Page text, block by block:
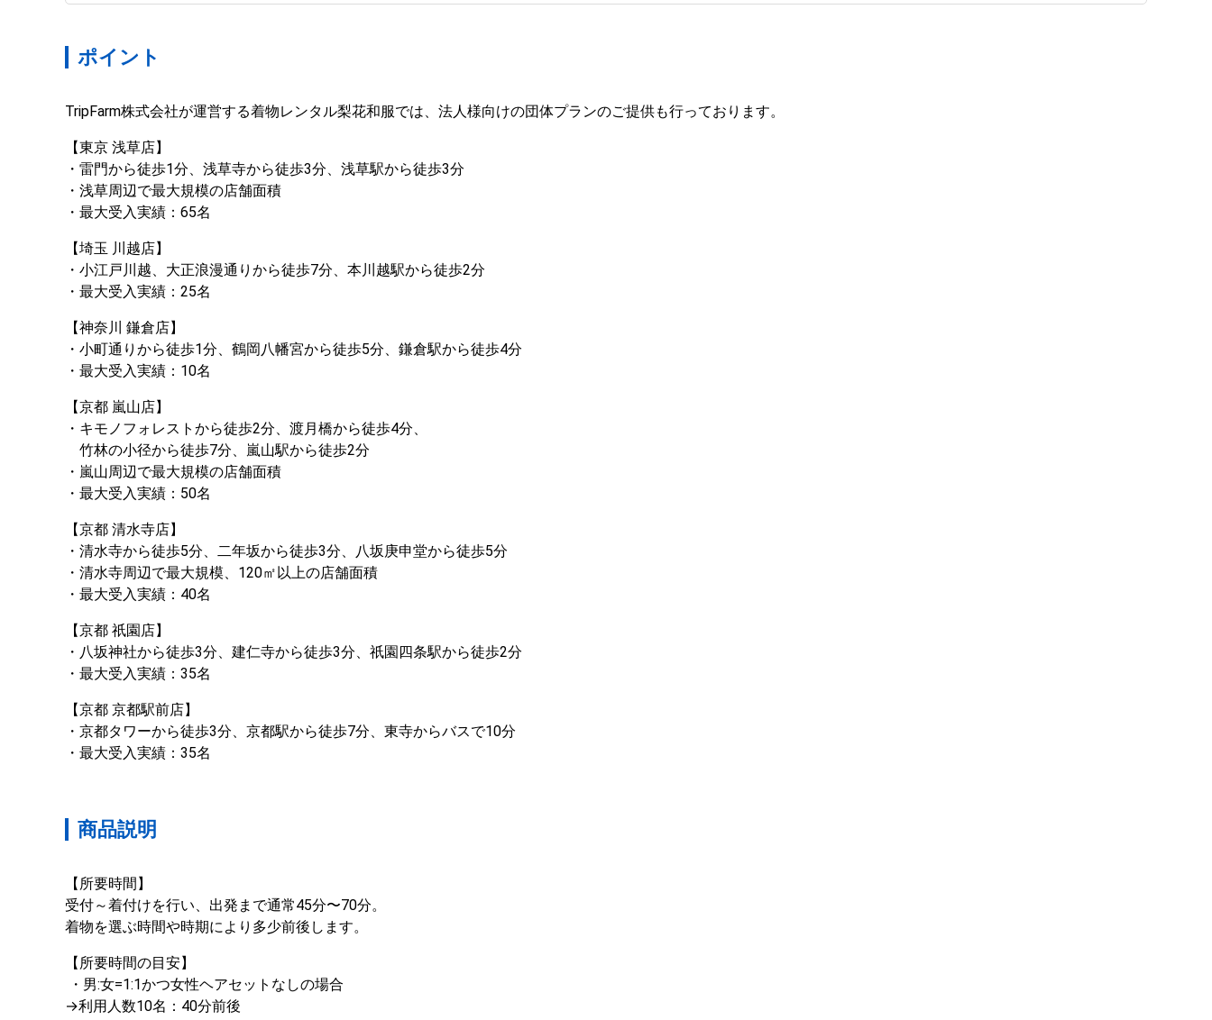
ポイント
TripFarm株式会社が運営する着物レンタル梨花和服では、法人様向けの団体プランのご提供も行っております。
【東京 浅草店】
・雷門から徒歩1分、浅草寺から徒歩3分、浅草駅から徒歩3分
・浅草周辺で最大規模の店舗面積
・最大受入実績：65名
【埼玉 川越店】
・小江戸川越、大正浪漫通りから徒歩7分、本川越駅から徒歩2分
・最大受入実績：25名
【神奈川 鎌倉店】
・小町通りから徒歩1分、鶴岡八幡宮から徒歩5分、鎌倉駅から徒歩4分
・最大受入実績：10名
【京都 嵐山店】
・キモノフォレストから徒歩2分、渡月橋から徒歩4分、
竹林の小径から徒歩7分、嵐山駅から徒歩2分
・嵐山周辺で最大規模の店舗面積
・最大受入実績：50名
【京都 清水寺店】
・清水寺から徒歩5分、二年坂から徒歩3分、八坂庚申堂から徒歩5分
・清水寺周辺で最大規模、120㎡以上の店舗面積
・最大受入実績：40名
【京都 祇園店】
・八坂神社から徒歩3分、建仁寺から徒歩3分、祇園四条駅から徒歩2分
・最大受入実績：35名
【京都 京都駅前店】
・京都タワーから徒歩3分、京都駅から徒歩7分、東寺からバスで10分
・最大受入実績：35名
商品説明
【所要時間】
受付～着付けを行い、出発まで通常45分〜70分。
着物を選ぶ時間や時期により多少前後します。
【所要時間の目安】
→利用人数10名：40分前後